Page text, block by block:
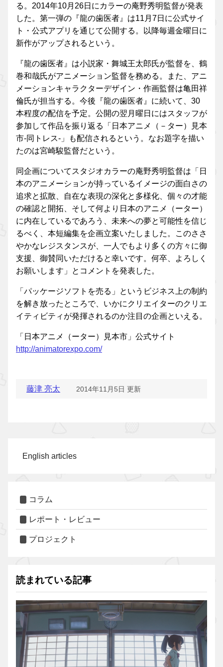
る。2014年10月26日にカラーの庵野秀明監督が発表
した。第一弾の『龍の歯医者』は11月7日に公式サイ
ト・公式アプリを通じて公開する。以降毎週金曜日に
新作がアップされるという。
『龍の歯医者』は小説家・舞城王太郎氏が監督を、鶴
巻和哉氏がアニメーション監督を務める。また、アニ
メーションキャラクターデザイン・作画監督は亀田祥
倫氏が担当する。今後『龍の歯医者』に続いて、30
本程度の配信を予定。公開の翌月曜日にはスタッフが
参加して作品を振り返る「日本アニメ（－ター）見本
市-同トレス‐」も配信されるという。なお題字を描い
たのは宮崎駿監督だという。
同企画についてスタジオカラーの庵野秀明監督は「日
本のアニメーションが持っているイメージの面白さの
追求と拡散、自在な表現の深化と多様化、個々の才能
の確認と開拓、そして何より日本のアニメ（ーター）
に内在しているであろう、未来への夢と可能性を信じ
るべく、本短編集を企画立案いたしました。このささ
やかなレジスタンスが、一人でもより多くの方々に御
支援、御賛同いただけると幸いです。何卒、よろしく
お願いします」とコメントを発表した。
「パッケージソフトを売る」というビジネス上の制約
を解き放ったところで、いかにクリエイターのクリエ
イティビティが発揮されるのか注目の企画といえる。
「日本アニメ（ーター）見本市」公式サイト
http://animatorexpo.com/
藤津 亮太 2014年11月5日 更新
English articles
コラム
レポート・レビュー
プロジェクト
読まれている記事